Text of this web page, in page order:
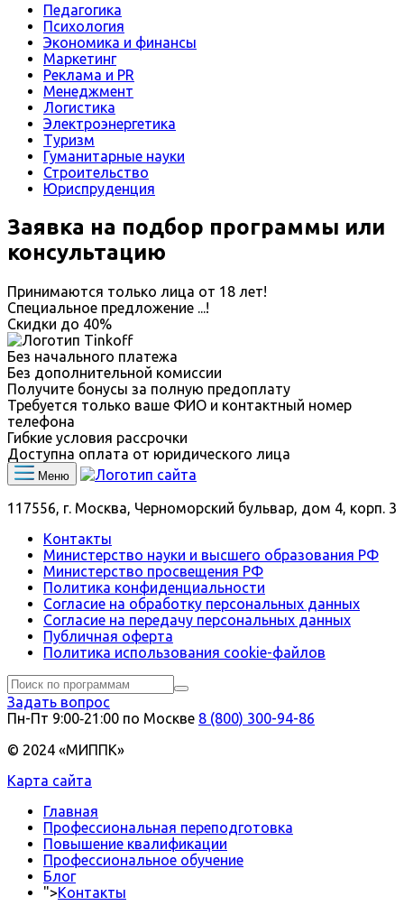
Педагогика
Психология
Экономика и финансы
Маркетинг
Реклама и PR
Менеджмент
Логистика
Электроэнергетика
Туризм
Гуманитарные науки
Строительство
Юриспруденция
Заявка на подбор программы или
консультацию
Принимаются только лица от 18 лет!
Специальное предложение
!
Скидки до 40%
Без начального платежа
Без дополнительной комиссии
Получите бонусы за полную предоплату
Требуется только ваше ФИО и контактный номер
телефона
Гибкие условия рассрочки
Доступна оплата от юридического лица
Меню
117556, г. Москва, Черноморский бульвар, дом 4, корп. 3
Контакты
Министерство науки и высшего образования РФ
Министерство просвещения РФ
Политика конфиденциальности
Согласие на обработку персональных данных
Согласие на передачу персональных данных
Публичная оферта
Политика использования сookie-файлов
Задать вопрос
Пн-Пт 9:00‑21:00 по Москве 8 (800) 300-94-86
© 2024 «МИППК»
Карта сайта
Главная
Профессиональная переподготовка
Повышение квалификации
Профессиональное обучение
Блог
">Контакты